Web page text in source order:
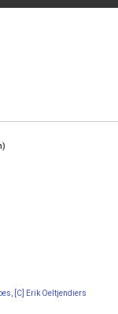
[C] Erik Oeltjendiers